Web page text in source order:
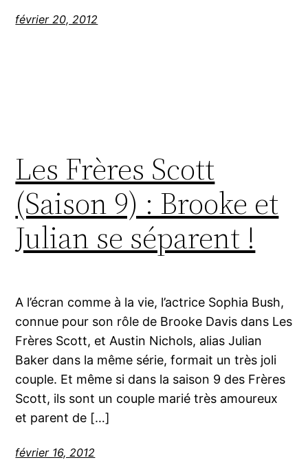
février 20, 2012
Les Frères Scott
(Saison 9) : Brooke et
Julian se séparent !
A l’écran comme à la vie, l’actrice Sophia Bush,
connue pour son rôle de Brooke Davis dans Les
Frères Scott, et Austin Nichols, alias Julian
Baker dans la même série, formait un très joli
couple. Et même si dans la saison 9 des Frères
Scott, ils sont un couple marié très amoureux
et parent de […]
février 16, 2012